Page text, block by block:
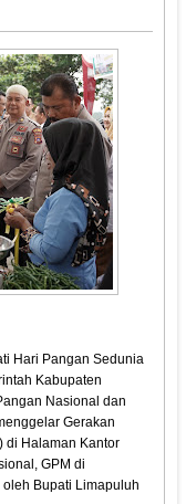
Hari Pangan Sedunia
Kabupaten
Nasional dan
Gerakan
di Halaman Kantor
GPM di
Bupati Limapuluh